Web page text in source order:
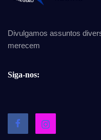
Divulgamos assuntos
merecem
Siga-nos: